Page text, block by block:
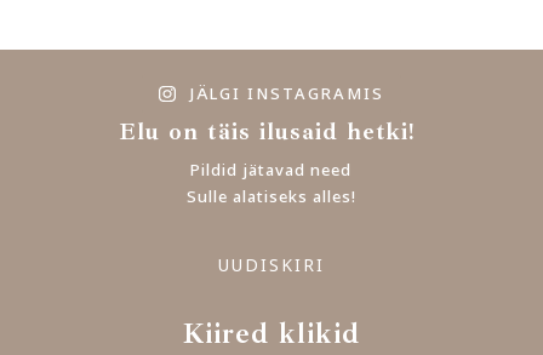
JÄLGI INSTAGRAMIS
Elu on täis ilusaid hetki!
Pildid jätavad need
Sulle alatiseks alles!
UUDISKIRI
Kiired klikid